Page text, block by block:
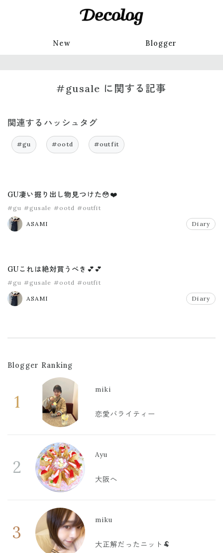
New Blogger
#gusale に関する記事
関連するハッシュタグ
#gu #ootd #outfit
GU凄い掘り出し物見つけた😳❤️
#gu #gusale #ootd #outfit
ASAMI Diary
GUこれは絶対買うべき💕💕
#gu #gusale #ootd #outfit
ASAMI Diary
Blogger Ranking
1
miki
恋愛バライティー
2
Ayu
大阪へ
3
miku
大正解だったニット🐏